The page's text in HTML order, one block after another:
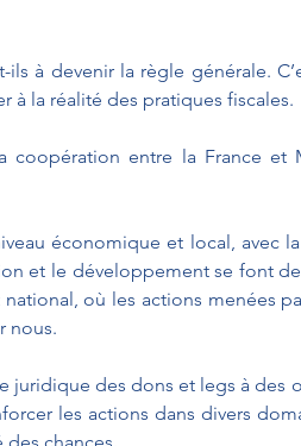
ils à devenir la règle générale.
à la réalité des pratiques fiscales.
coopération entre la France
économique et local, avec
et le développement se font
où les actions menées
nous.
juridique des dons et legs à
les actions dans divers